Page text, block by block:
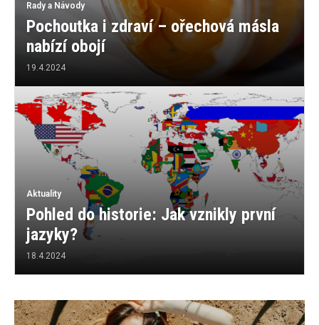
Rady a Návody
Pochoutka i zdraví – ořechová másla
nabízí obojí
19.4.2024
Aktuality
Pohled do historie: Jak vznikly první
jazyky?
18.4.2024